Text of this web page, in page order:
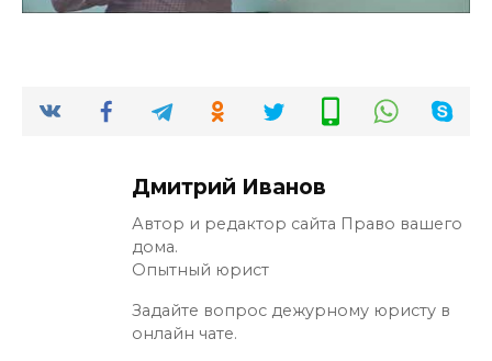
Дмитрий Иванов
Автор и редактор сайта Право вашего
дома.
Опытный юрист
Задайте вопрос дежурному юристу в
онлайн чате.